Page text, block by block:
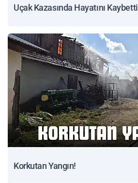
Uçak Kazasında Hayatını Kaybetti
Korkutan Yangın!